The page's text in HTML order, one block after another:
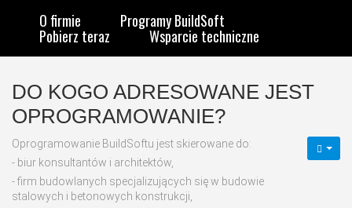
O firmie Programy BuildSoft
Pobierz teraz Wsparcie techniczne
DO KOGO ADRESOWANE JEST
OPROGRAMOWANIE?
Oprogramowanie BuildSoftu jest skierowane do:
- biur konsultantów i architektów,
- firm budowlanych specjalizujących się w budowie
stalowych i betonowych konstrukcji,